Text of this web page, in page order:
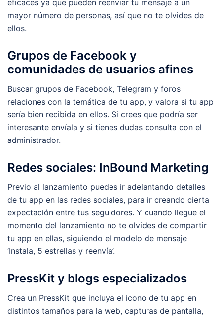
eficaces ya que pueden reenviar tu mensaje a un
mayor número de personas, así que no te olvides de
ellos.
Grupos de Facebook y
comunidades de usuarios afines
Buscar grupos de Facebook, Telegram y foros
relaciones con la temática de tu app, y valora si tu app
sería bien recibida en ellos. Si crees que podría ser
interesante envíala y si tienes dudas consulta con el
administrador.
Redes sociales: InBound Marketing
Previo al lanzamiento puedes ir adelantando detalles
de tu app en las redes sociales, para ir creando cierta
expectación entre tus seguidores. Y cuando llegue el
momento del lanzamiento no te olvides de compartir
tu app en ellas, siguiendo el modelo de mensaje
‘Instala, 5 estrellas y reenvía’.
PressKit y blogs especializados
Crea un PressKit que incluya el icono de tu app en
distintos tamaños para la web, capturas de pantalla,